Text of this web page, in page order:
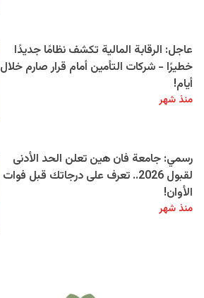
عاجل: الرقابة المالية تكشف نظامًا جديدًا
خطيرًا - شركات التأمين أمام قرار صارم خلال
أيام!
منذ شهر
رسمي: جامعة فان هين تعلن الحد الأدنى
لقبول 2026.. تعرف على درجاتك قبل فوات
الأوان!
منذ شهر